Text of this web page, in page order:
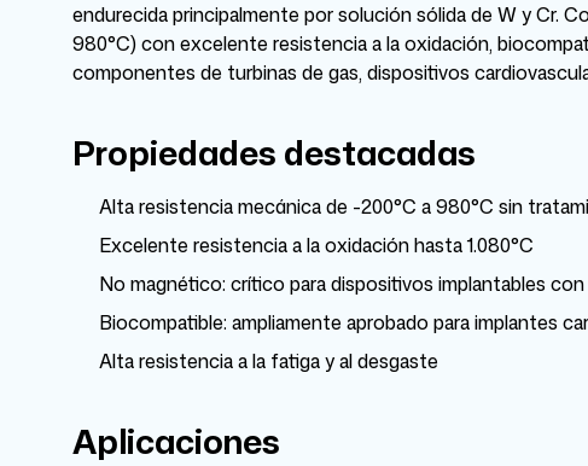
endurecida principalmente por solución sólida de W y Cr.
980°C) con excelente resistencia a la oxidación,
componentes de turbinas de gas, dispositivos
Propiedades destacadas
Alta resistencia mecánica de -200°C a 980°C sin
Excelente resistencia a la oxidación hasta 1.080°C
No magnético: crítico para dispositivos implantables con
Biocompatible: ampliamente aprobado para implantes
Alta resistencia a la fatiga y al desgaste
Aplicaciones